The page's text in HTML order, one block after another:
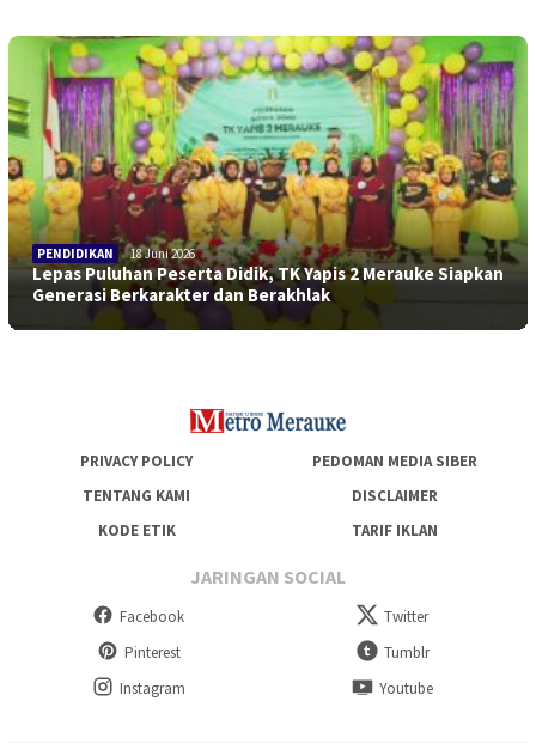
PENDIDIKAN 18 Juni 2026
Lepas Puluhan Peserta Didik, TK Yapis 2 Merauke Siapkan
Generasi Berkarakter dan Berakhlak
PRIVACY POLICY
PEDOMAN MEDIA SIBER
TENTANG KAMI
DISCLAIMER
KODE ETIK
TARIF IKLAN
JARINGAN SOCIAL
Facebook
Twitter
Pinterest
Tumblr
Instagram
Youtube